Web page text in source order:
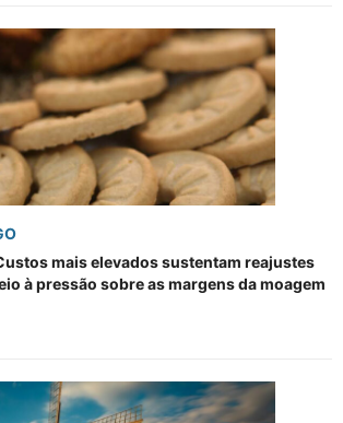
mais elevados sustentam reajustes
à pressão sobre as margens da moagem